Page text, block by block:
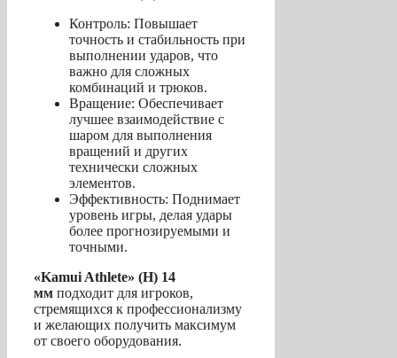
Контроль: Повышает
точность и стабильность при
выполнении ударов, что
важно для сложных
комбинаций и трюков.
Вращение: Обеспечивает
лучшее взаимодействие с
шаром для выполнения
вращений и других
технически сложных
элементов.
Эффективность: Поднимает
уровень игры, делая удары
более прогнозируемыми и
точными.
«Kamui Athlete» (H) 14
мм подходит для игроков,
стремящихся к профессионализму
и желающих получить максимум
от своего оборудования.